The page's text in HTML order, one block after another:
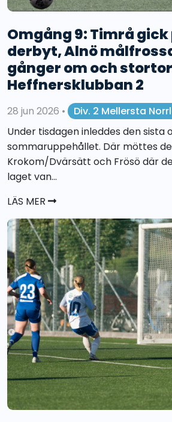
Omgång 9: Timrå gick
derbyt, Alnö
gånger om och
Heffnersklubban 2
28 jun 2026 •
Div. 2 Mellersta
Under tisdagen inleddes den sista
sommaruppehållet. Där möttes
Krokom/Dvärsätt och Frösö där
laget van...
LÄS MER